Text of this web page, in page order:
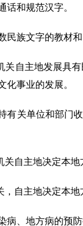
话和规范汉字。
民族文字的教材
自主地发展具
化事业的发展。
有关单位和部门
自主地决定本
自主地决定本
病、地方病的预